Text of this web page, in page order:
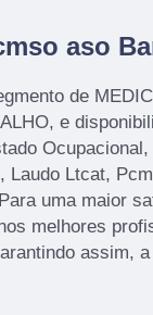
aso
de
e
Laudo Ltcat,
uma maior
melhores
assim,